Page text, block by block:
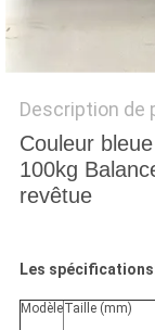
PLAN
DU
SITE
PRIVACY
Description de
Couleur
100kg
revêtue
Les
ModèleTaille (mm)